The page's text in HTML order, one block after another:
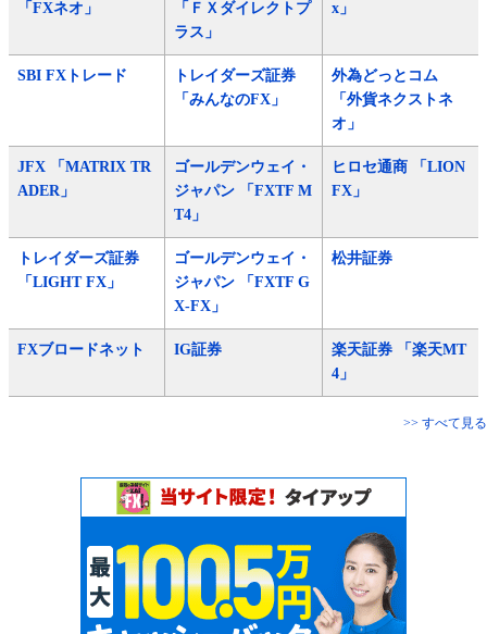
「FXネオ」
「ＦＸダイレクトプ
ラス」
x」
SBI FXトレード
トレイダーズ証券
「みんなのFX」
外為どっとコム
「外貨ネクストネ
オ」
JFX 「MATRIX TR
ADER」
ゴールデンウェイ・
ジャパン 「FXTF M
T4」
ヒロセ通商 「LION
FX」
トレイダーズ証券
「LIGHT FX」
ゴールデンウェイ・
ジャパン 「FXTF G
X-FX」
松井証券
FXブロードネット IG証券
楽天証券 「楽天MT
4」
>> すべて見る